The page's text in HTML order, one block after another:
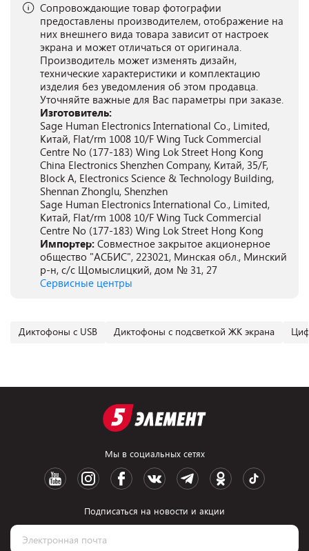
Сопровождающие товар фотографии
предоставлены производителем, отображение на
них внешнего вида товара зависит от настроек
экрана и может отличаться от оригинала.
Производитель может изменять дизайн,
технические характеристики и комплектацию
изделия без уведомления об этом продавца.
Уточняйте важные для Вас параметры при заказе.
Изготовитель:
Sage Human Electronics International Co., Limited,
Китай, Flat/rm 1008 10/F Wing Tuck Commercial
Centre No (177-183) Wing Lok Street Hong Kong
China Electronics Shenzhen Company, Китай, 35/F,
Block A, Electronics Science & Technology Building,
Shennan Zhonglu, Shenzhen
Sage Human Electronics International Co., Limited,
Китай, Flat/rm 1008 10/F Wing Tuck Commercial
Centre No (177-183) Wing Lok Street Hong Kong
Импортер: Совместное закрытое акционерное
общество "АСБИС", 223021, Минская обл., Минский
р-н, с/с Щомыслицкий, дом № 31, 27
Сервисные центры
Диктофоны с USB Диктофоны с подсветкой ЖК экрана
Мы в социальных сетях
Подписаться на новости и акции